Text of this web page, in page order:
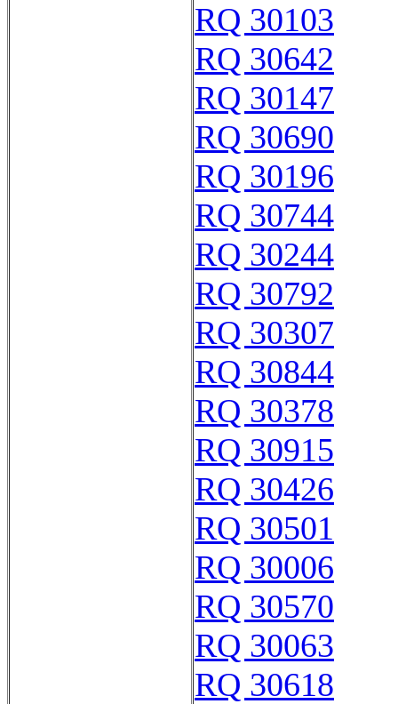
RQ 30103
RQ 30642
RQ 30147
RQ 30690
RQ 30196
RQ 30744
RQ 30244
RQ 30792
RQ 30307
RQ 30844
RQ 30378
RQ 30915
RQ 30426
RQ 30501
RQ 30006
RQ 30570
RQ 30063
RQ 30618